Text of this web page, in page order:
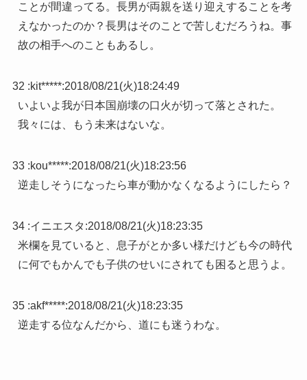
ことが間違ってる。長男が両親を送り迎えすることを考
えなかったのか？長男はそのことで苦しむだろうね。事
故の相手へのこともあるし。
32 :kit*****:2018/08/21(火)18:24:49
いよいよ我が日本国崩壊の口火が切って落とされた。
我々には、もう未来はないな。
33 :kou*****:2018/08/21(火)18:23:56
逆走しそうになったら車が動かなくなるようにしたら？
34 :イニエスタ:2018/08/21(火)18:23:35
米欄を見ていると、息子がとか多い様だけども今の時代
に何でもかんでも子供のせいにされても困ると思うよ。
35 :akf*****:2018/08/21(火)18:23:35
逆走する位なんだから、道にも迷うわな。